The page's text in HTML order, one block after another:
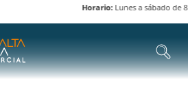
Horario:Lunes a sábado de 8